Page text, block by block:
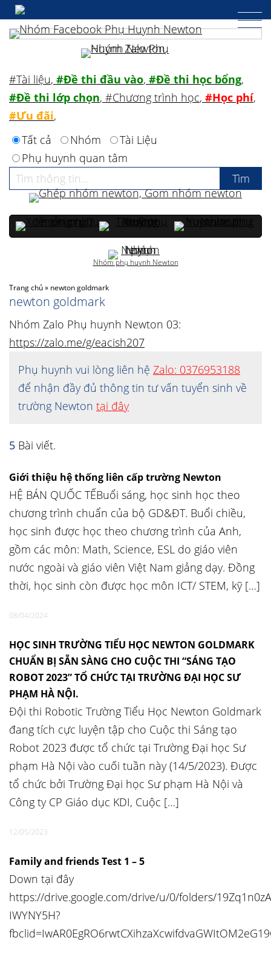
Trang chủ» newton goldmark
newton goldmark
Nhóm Zalo Phụ huynh Newton 03:
https://zalo.me/g/eacish207
Phụ huynh vui lòng liên hệ Zalo: 0376953188
để nhận đầy đủ thông tin tư vấn tuyển sinh về
trường Newton tại đây
5 Bài viết.
Giới thiệu hệ thống liên cấp trường Newton
HỆ BÁN QUỐC TẾBuổi sáng, học sinh học theo
chương trình chuẩn của bộ GD&ĐT. Buổi chiều,
học sinh được học theo chương trình của Anh,
gồm các môn: Math, Science, ESL do giáo viên
nước ngoài và giáo viên Việt Nam giảng dạy. Đồng
thời, học sinh còn được học môn ICT/ STEM, kỹ […]
08/04/2024
HỌC SINH TRƯỜNG TIỂU HỌC NEWTON GOLDMARK
CHUẨN BỊ SẴN SÀNG CHO CUỘC THI “SÁNG TẠO
ROBOT 2023” TỔ CHỨC TẠI TRƯỜNG ĐẠI HỌC SƯ
PHẠM HÀ NỘI.
Đội thi Robotic Trường Tiểu Học Newton Goldmark
đang tích cực luyện tập cho Cuộc thi Sáng tạo
Robot 2023 được tổ chức tại Trường Đại học Sư
phạm Hà Nội vào cuối tuần này (14/5/2023). Được
tổ chức bởi Trường Đại học Sư phạm Hà Nội và
Công ty CP Giáo dục KDI, Cuộc […]
12/05/2023
Family and friends Test 1 – 5
Down tại đây
https://drive.google.com/drive/u/0/folders/
IWYNY5H?
#Tài liệu, #Đề thi đầu vào, #Đề thi học bổng,
#Đề thi lớp chọn, #Chương trình học, #Học phí,
#Ưu đãi,
Tất cả
Nhóm
Tài Liệu
Phụ huynh quan tâm
Nhóm phụ huynh Newton